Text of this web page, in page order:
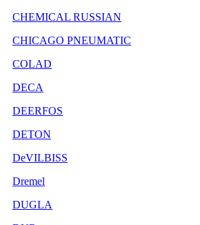
CHEMICAL RUSSIAN
CHICAGO PNEUMATIC
COLAD
DECA
DEERFOS
DETON
DeVILBISS
Dremel
DUGLA